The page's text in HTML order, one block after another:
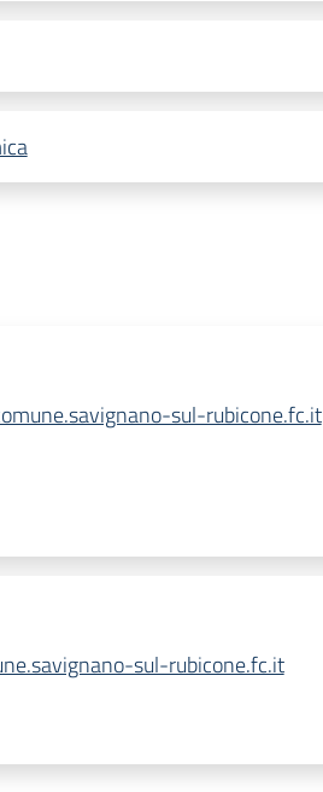
sul-rubicone.fc.it
sul-rubicone.fc.it